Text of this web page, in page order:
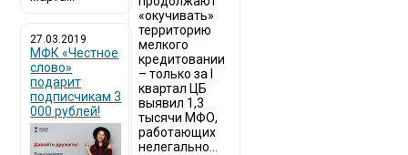
27.03.2019
МФК «Честное
слово»
подарит
подписчикам 3
000 рублей!
«окучивать»
территорию
мелкого
кредитовании
– только за I
квартал ЦБ
выявил 1,3
тысячи МФО,
работающих
нелегально...